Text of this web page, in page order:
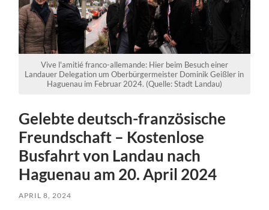
Vive l'amitié franco-allemande: Hier beim Besuch einer
Landauer Delegation um Oberbürgermeister Dominik Geißler in
Haguenau im Februar 2024. (Quelle: Stadt Landau)
Gelebte deutsch-französische
Freundschaft – Kostenlose
Busfahrt von Landau nach
Haguenau am 20. April 2024
APRIL 8, 2024